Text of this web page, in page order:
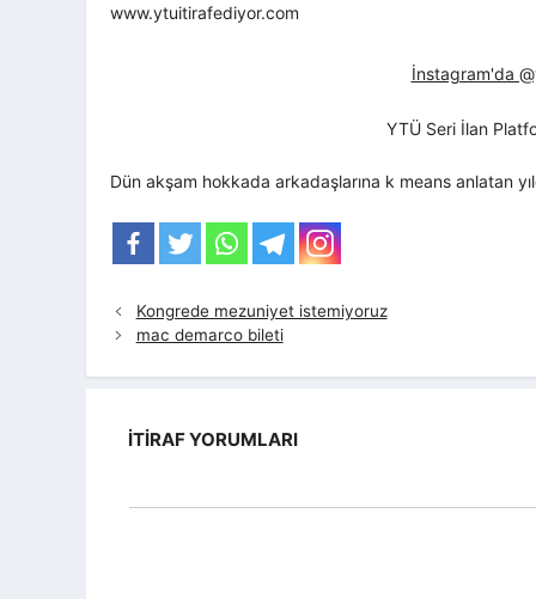
www.ytuitirafediyor.com
İnstagram'da
YTÜ Seri İlan
Dün akşam hokkada arkadaşlarına k means anlatan
Kongrede mezuniyet istemiyoruz
mac demarco bileti
İTIRAF YORUMLARI